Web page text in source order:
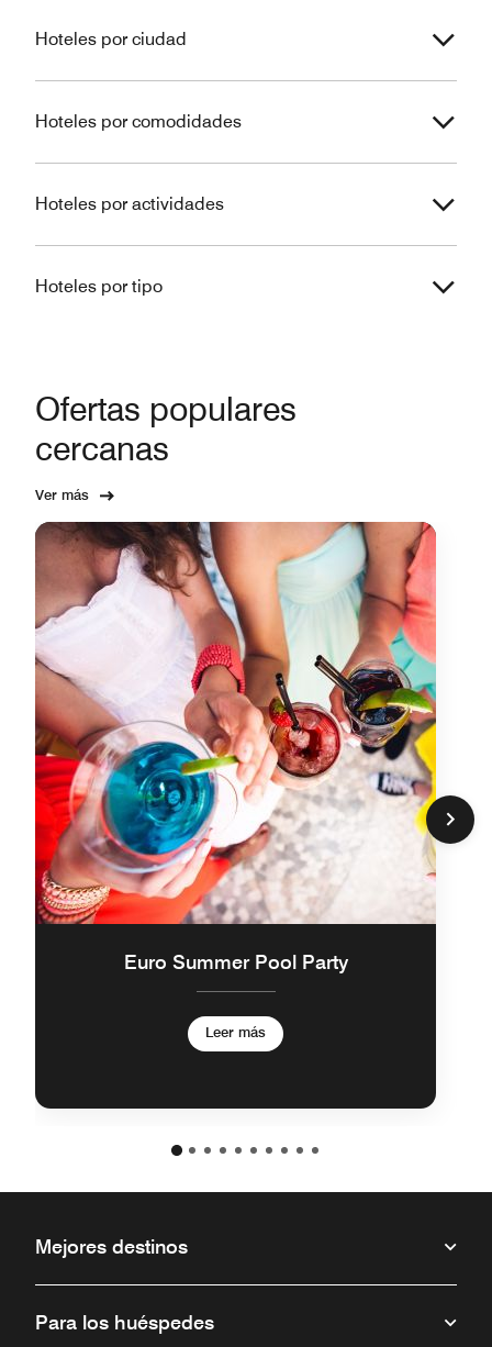
Hoteles por ciudad
Hoteles por comodidades
Hoteles por actividades
Hoteles por tipo
Ofertas populares
cercanas
Ver más
Euro Summer Pool Party
Leer más
Mejores destinos
Para los huéspedes